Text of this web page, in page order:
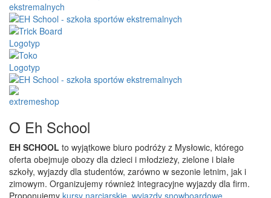
O Eh School
EH SCHOOL to wyjątkowe biuro podróży z Mysłowic, którego
oferta obejmuje obozy dla dzieci i młodzieży, zielone i białe
szkoły, wyjazdy dla studentów, zarówno w sezonie letnim, jak i
zimowym. Organizujemy również integracyjne wyjazdy dla firm.
Proponujemy kursy narciarskie, wyjazdy snowboardowe,